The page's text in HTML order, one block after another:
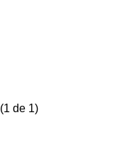
(1 de 1)